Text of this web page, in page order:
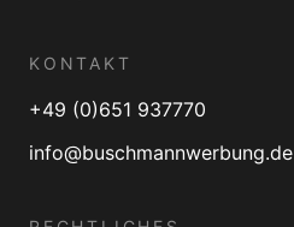
KONTAKT
+49 (0)651 937770
info@buschmannwerbung.de